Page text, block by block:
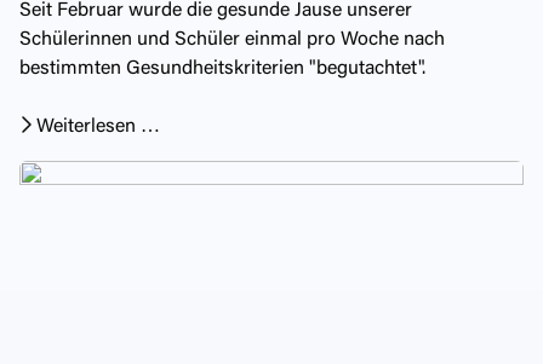
Seit Februar wurde die gesunde Jause unserer
Schülerinnen und Schüler einmal pro Woche nach
bestimmten Gesundheitskriterien "begutachtet".
Weiterlesen …